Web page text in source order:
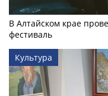
В Алтайском крае
фестиваль
Культура